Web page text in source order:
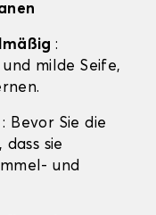
:
milde Seife,
: Bevor Sie die
sie
und